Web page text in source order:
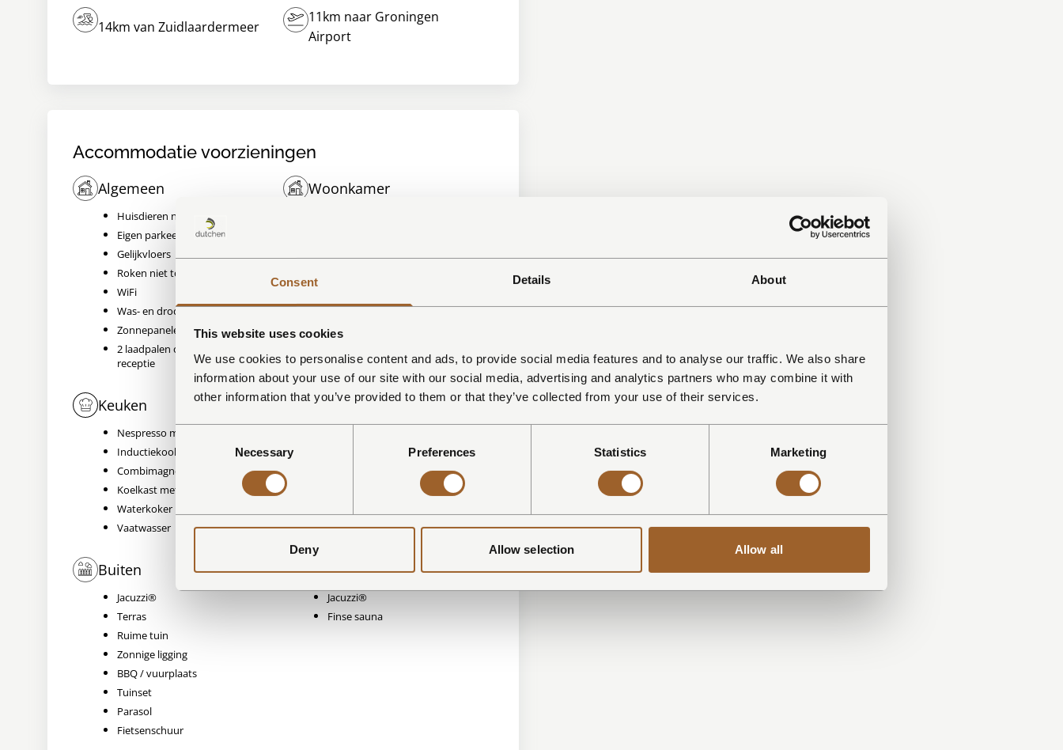
Consent Details About
This website uses cookies
We use cookies to personalise content and ads, to provide social media features and to analyse our traffic. We also share
information about your use of our site with our social media, advertising and analytics partners who may combine it with
other information that you’ve provided to them or that they’ve collected from your use of their services.
Consent
Selection
Necessary Preferences Statistics Marketing
Deny Allow selection Allow all
14km van Zuidlaardermeer
11km naar Groningen
Airport
Accommodatie voorzieningen
Algemeen
Huisdieren niet toegestaan
Eigen parkeerplaats
Gelijkvloers
Roken niet toegestaan
WiFi
Was- en droogruimte
Zonnepanelen
2 laadpalen op parkeerplaats bij de
receptie
Woonkamer
Keuken
Nespresso machine
Inductiekookplaat
Combimagnetron/oven
Koelkast met vriesvak
Waterkoker
Vaatwasser
Slaapkamers en badkamer
Buiten
Jacuzzi®
Terras
Ruime tuin
Zonnige ligging
BBQ / vuurplaats
Tuinset
Parasol
Fietsenschuur
Wellness
Jacuzzi®
Finse sauna